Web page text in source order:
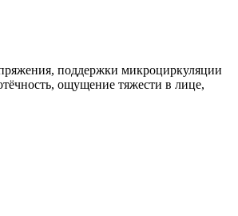
поддержки микроциркуляции
ощущение тяжести в лице,